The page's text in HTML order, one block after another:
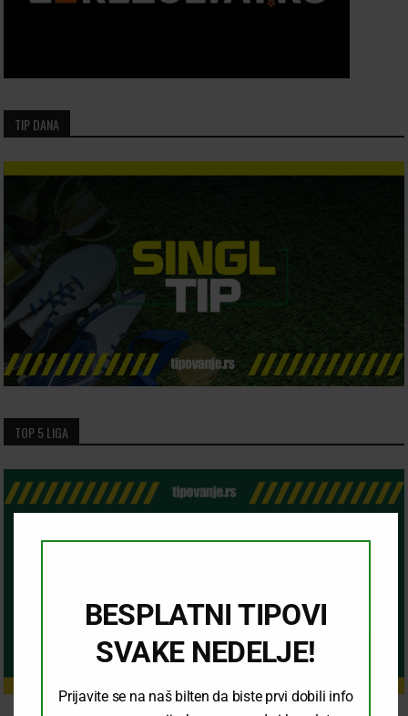
TIP DANA
TOP 5 LIGA
BESPLATNI TIPOVI
SVAKE NEDELJE!
Prijavite se na naš bilten da biste prvi dobili info